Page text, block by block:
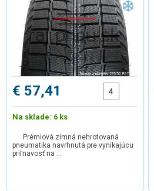
€ 57,41
Na sklade: 6 ks
Prémiová zimná nehrotovaná
pneumatika navrhnutá pre vynikajúcu
priľnavosť na …